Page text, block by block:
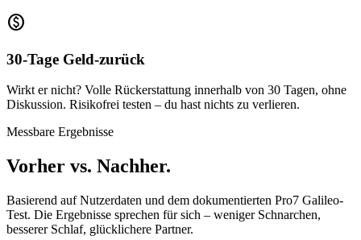
paid
30-Tage Geld-zurück
Wirkt er nicht? Volle Rückerstattung innerhalb von 30 Tagen, ohne
Diskussion. Risikofrei testen – du hast nichts zu verlieren.
Messbare Ergebnisse
Vorher vs. Nachher.
Basierend auf Nutzerdaten und dem dokumentierten Pro7 Galileo-
Test. Die Ergebnisse sprechen für sich – weniger Schnarchen,
besserer Schlaf, glücklichere Partner.